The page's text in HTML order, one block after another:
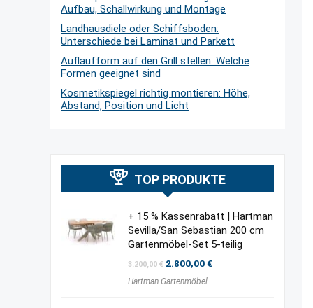
Aufbau, Schallwirkung und Montage
Landhausdiele oder Schiffsboden:
Unterschiede bei Laminat und Parkett
Auflaufform auf den Grill stellen: Welche
Formen geeignet sind
Kosmetikspiegel richtig montieren: Höhe,
Abstand, Position und Licht
TOP PRODUKTE
+ 15 % Kassenrabatt | Hartman
Sevilla/San Sebastian 200 cm
Gartenmöbel-Set 5-teilig
3.200,00€ Ursprünglicher
war:
2.800,00€Aktueller
Hartman Gartenmöbel